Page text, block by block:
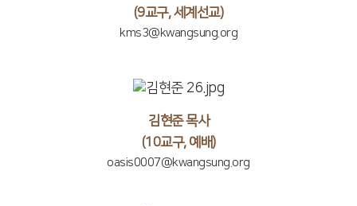
(9교구, 세계선교)
kms3@kwangsung.org
김현준 목사
(10교구, 예배)
oasis0007@kwangsung.org